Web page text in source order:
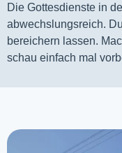
Die Gottesdienste in
abwechslungsreich.
bereichern lassen.
schau einfach mal